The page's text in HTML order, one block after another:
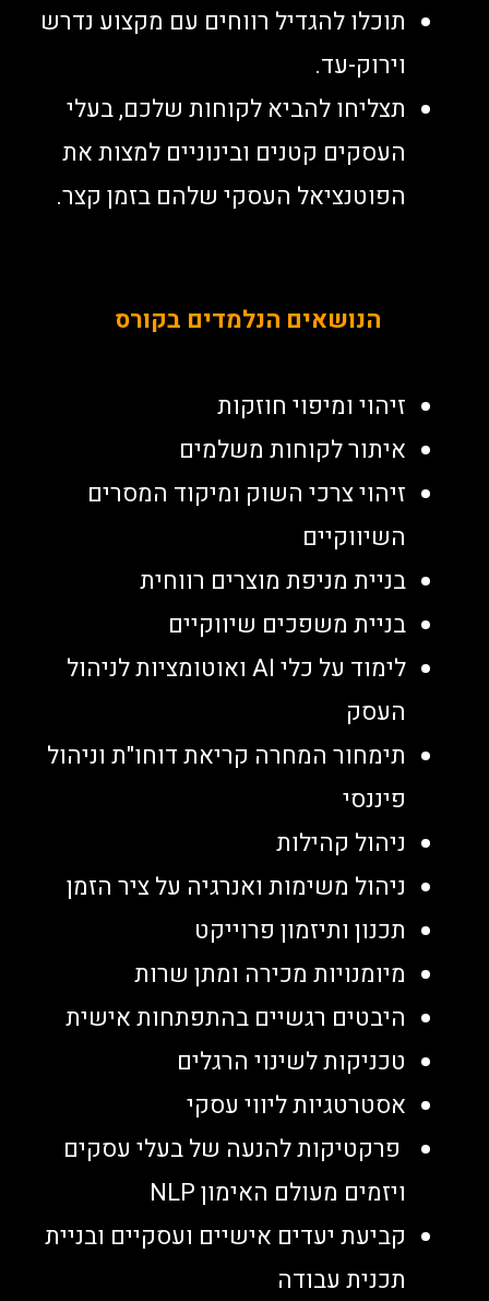
תוכלו להגדיל רווחים עם מקצוע נדרש
וירוק-עד.
תצליחו להביא לקוחות שלכם, בעלי
העסקים קטנים ובינוניים למצות את
הפוטנציאל העסקי שלהם בזמן קצר.
הנושאים הנלמדים בקורס
זיהוי ומיפוי חוזקות
איתור לקוחות משלמים
זיהוי צרכי השוק ומיקוד המסרים
השיווקיים
בניית מניפת מוצרים רווחית
בניית משפכים שיווקיים
לימוד על כלי AI ואוטומציות לניהול
העסק
תימחור המחרה קריאת דוחו"ת וניהול
פיננסי
ניהול קהילות
ניהול משימות ואנרגיה על ציר הזמן
תכנון ותיזמון פרוייקט
מיומנויות מכירה ומתן שרות
היבטים רגשיים בהתפתחות אישית
טכניקות לשינוי הרגלים
אסטרטגיות ליווי עסקי
פרקטיקות להנעה של בעלי עסקים
ויזמים מעולם האימון NLP
קביעת יעדים אישיים ועסקיים ובניית
תכנית עבודה